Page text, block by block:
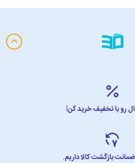
رو با تخفیف خرید کن!
بازگشت کالا داریم.